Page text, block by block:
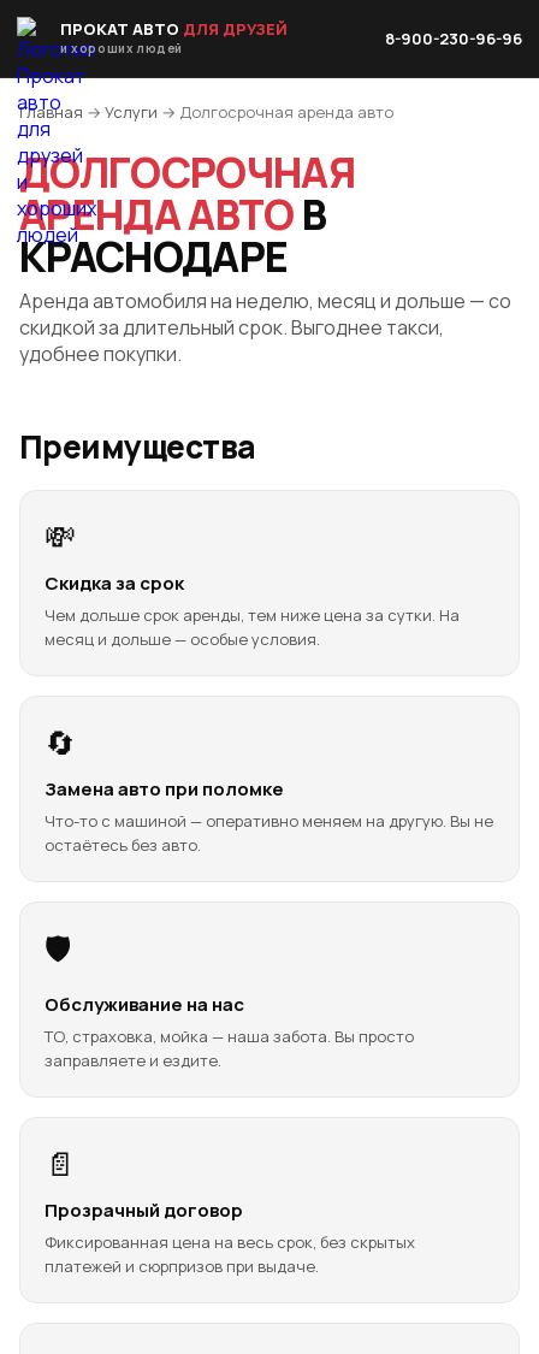
ПРОКАТ АВТО ДЛЯ ДРУЗЕЙ
и хороших людей 8-900-230-96-96
Главная → Услуги → Долгосрочная аренда авто
ДОЛГОСРОЧНАЯ
АРЕНДА АВТОВ
КРАСНОДАРЕ
Аренда автомобиля на неделю, месяц и дольше — со
скидкой за длительный срок. Выгоднее такси,
удобнее покупки.
Преимущества
💸
Скидка за срок
Чем дольше срок аренды, тем ниже цена за сутки. На
месяц и дольше — особые условия.
🔄
Замена авто при поломке
Что-то с машиной — оперативно меняем на другую. Вы не
остаётесь без авто.
🛡️
Обслуживание на нас
ТО, страховка, мойка — наша забота. Вы просто
заправляете и ездите.
📄
Прозрачный договор
Фиксированная цена на весь срок, без скрытых
платежей и сюрпризов при выдаче.